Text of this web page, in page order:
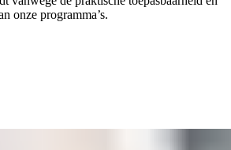
onze programma’s.